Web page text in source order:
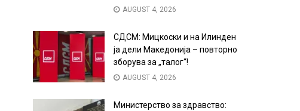
AUGUST 4, 2026
СДСМ: Мицкоски и на Илинден
ја дели Македонија – повторно
зборува за „талог“!
AUGUST 4, 2026
Министерство за здравство: